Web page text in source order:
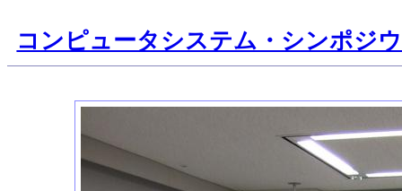
コンピュータシステム・シンポジ